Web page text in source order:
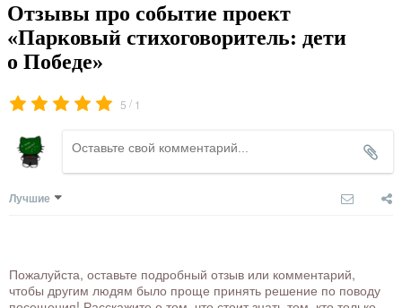
Отзывы про событие проект
«Парковый стихоговоритель: дети
о Победе»
5 / 1
Лучшие
Пожалуйста, оставьте подробный отзыв или комментарий,
чтобы другим людям было проще принять решение по поводу